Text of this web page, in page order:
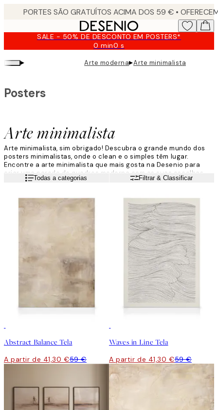
SALE - 50% DE DESCONTO EM POSTERS*
0 min0 s
Válido
até:
2026-
▸ Arte moderna▸Arte minimalista
Arte minimalista
Posters
Arte minimalista, sim obrigado! Descubra o grande mundo dos
posters minimalistas, onde o clean e o simples têm lugar.
Encontre a arte minimalista que mais gosta na Desenio para
criar uma parede de quadros moderna com as suas escolhas.
Nós amamos estes posters clean e puros, e esperamos que
Leia maisTodas a categorias Filtrar & Classificar
Abstract Balance Tela
A partir de 41,30 €59 €
Waves in Line Tela
A partir de 41,30 €59 €